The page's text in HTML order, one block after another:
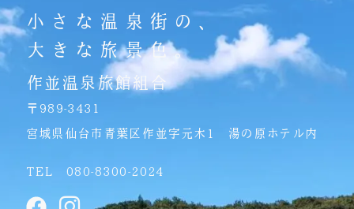
小さな温泉街の、
大きな旅景色。
作並温泉旅館組合
〒989-3431
宮城県仙台市青葉区作並字元木1 湯の原ホテル内
TEL 080-8300-2024